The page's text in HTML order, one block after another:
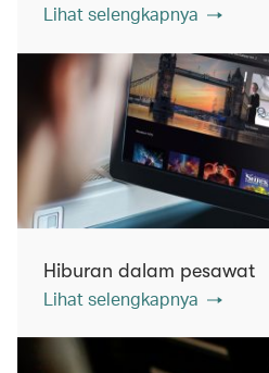
Lihat selengkapnya
Hiburan dalam pesawat
Lihat selengkapnya